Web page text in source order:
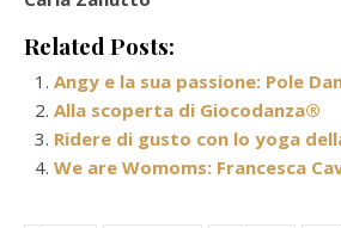
Related Posts:
Angy e la sua passione: Pole
Alla scoperta di Giocodanza®
Ridere di gusto con lo yoga
We are Womoms: Francesca